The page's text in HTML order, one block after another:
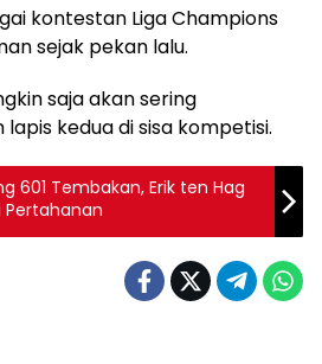
kontestan Liga Champions
sejak pekan lalu.
saja akan sering
kedua di sisa kompetisi.
601 Tembakan, Erik ten Hag
Pertahanan